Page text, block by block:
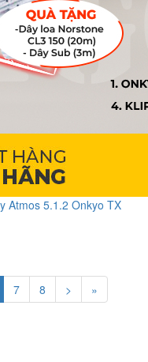
Atmos 5.1.2 Onkyo TX
7 8 > »